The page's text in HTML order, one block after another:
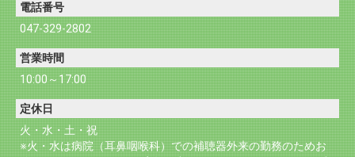
電話番号
047-329-2802
営業時間
10:00～17:00
定休日
火・水・土・祝
※火・水は病院（耳鼻咽喉科）での補聴器外来の勤務のためお